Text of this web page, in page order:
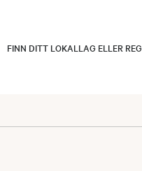
FINN DITT LOKALLAG ELLER